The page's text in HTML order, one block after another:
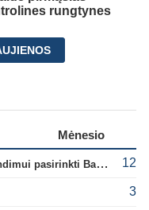
rungtynes
Mėnesio
Paaiškėjo, kas turėjo įtakos Rodri sprendimui pasirinkti Barselonos pusę 12
3